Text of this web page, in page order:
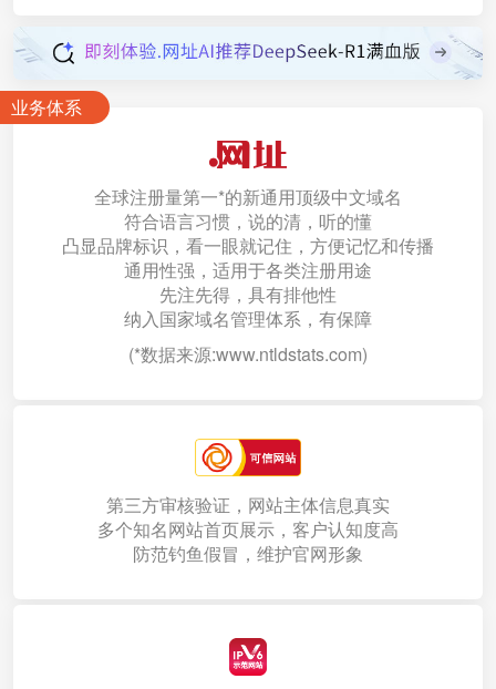
业务体系
全球注册量第一*的新通用顶级中文域名
符合语言习惯，说的清，听的懂
凸显品牌标识，看一眼就记住，方便记忆和传播
通用性强，适用于各类注册用途
先注先得，具有排他性
纳入国家域名管理体系，有保障
(*数据来源:www.ntldstats.com)
第三方审核验证，网站主体信息真实
多个知名网站首页展示，客户认知度高
防范钓鱼假冒，维护官网形象